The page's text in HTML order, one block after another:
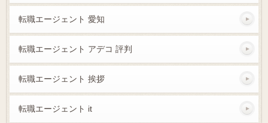
転職エージェント 愛知
転職エージェント アデコ 評判
転職エージェント 挨拶
転職エージェント it